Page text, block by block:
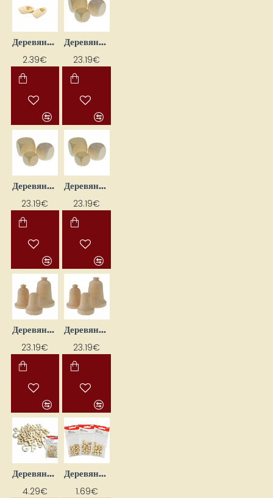
Деревянные башмачки для кукол (L 30 мм, 2 шт.)
2.39€
Деревянные бросаемые кости (25 x 25 мм, 17 шт.)
23.19€
Деревянные бросаемые кости 40 x 40 мм, 10 шт.
23.19€
Деревянные бросаемые кости для игр (30 x 30 мм, 14 шт.)
23.19€
Деревянные бубенчики (25 x 25 мм, 70 шт.)
23.19€
Деревянные бубенчики (40 x 30 мм, 34 шт.)
23.19€
Деревянные буквы (50 шт.)
4.29€
Деревянные бусины (D 10 мм, 23 шт.)
1.69€